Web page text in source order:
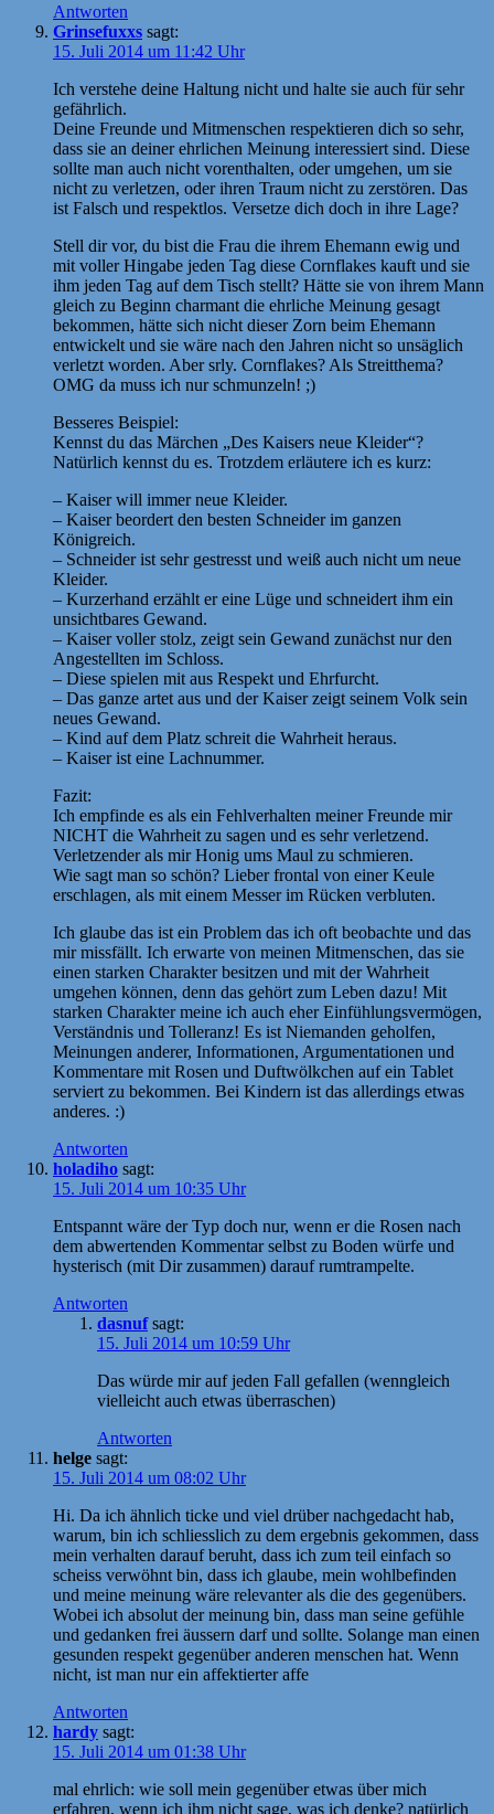
Antworten
Grinsefuxxs sagt:
15. Juli 2014 um 11:42 Uhr
Ich verstehe deine Haltung nicht und halte sie auch für sehr
gefährlich.
Deine Freunde und Mitmenschen respektieren dich so sehr,
dass sie an deiner ehrlichen Meinung interessiert sind. Diese
sollte man auch nicht vorenthalten, oder umgehen, um sie
nicht zu verletzen, oder ihren Traum nicht zu zerstören. Das
ist Falsch und respektlos. Versetze dich doch in ihre Lage?
Stell dir vor, du bist die Frau die ihrem Ehemann ewig und
mit voller Hingabe jeden Tag diese Cornflakes kauft und sie
ihm jeden Tag auf dem Tisch stellt? Hätte sie von ihrem Mann
gleich zu Beginn charmant die ehrliche Meinung gesagt
bekommen, hätte sich nicht dieser Zorn beim Ehemann
entwickelt und sie wäre nach den Jahren nicht so unsäglich
verletzt worden. Aber srly. Cornflakes? Als Streitthema?
OMG da muss ich nur schmunzeln! ;)
Besseres Beispiel:
Kennst du das Märchen „Des Kaisers neue Kleider“?
Natürlich kennst du es. Trotzdem erläutere ich es kurz:
– Kaiser will immer neue Kleider.
– Kaiser beordert den besten Schneider im ganzen
Königreich.
– Schneider ist sehr gestresst und weiß auch nicht um neue
Kleider.
– Kurzerhand erzählt er eine Lüge und schneidert ihm ein
unsichtbares Gewand.
– Kaiser voller stolz, zeigt sein Gewand zunächst nur den
Angestellten im Schloss.
– Diese spielen mit aus Respekt und Ehrfurcht.
– Das ganze artet aus und der Kaiser zeigt seinem Volk sein
neues Gewand.
– Kind auf dem Platz schreit die Wahrheit heraus.
– Kaiser ist eine Lachnummer.
Fazit:
Ich empfinde es als ein Fehlverhalten meiner Freunde mir
NICHT die Wahrheit zu sagen und es sehr verletzend.
Verletzender als mir Honig ums Maul zu schmieren.
Wie sagt man so schön? Lieber frontal von einer Keule
erschlagen, als mit einem Messer im Rücken verbluten.
Ich glaube das ist ein Problem das ich oft beobachte und das
mir missfällt. Ich erwarte von meinen Mitmenschen, das sie
einen starken Charakter besitzen und mit der Wahrheit
umgehen können, denn das gehört zum Leben dazu! Mit
starken Charakter meine ich auch eher Einfühlungsvermögen,
Verständnis und Tolleranz! Es ist Niemanden geholfen,
Meinungen anderer, Informationen, Argumentationen und
Kommentare mit Rosen und Duftwölkchen auf ein Tablet
serviert zu bekommen. Bei Kindern ist das allerdings etwas
anderes. :)
Antworten
holadiho sagt:
15. Juli 2014 um 10:35 Uhr
Entspannt wäre der Typ doch nur, wenn er die Rosen nach
dem abwertenden Kommentar selbst zu Boden würfe und
hysterisch (mit Dir zusammen) darauf rumtrampelte.
Antworten
dasnuf sagt:
15. Juli 2014 um 10:59 Uhr
Das würde mir auf jeden Fall gefallen (wenngleich
vielleicht auch etwas überraschen)
Antworten
helge sagt:
15. Juli 2014 um 08:02 Uhr
Hi. Da ich ähnlich ticke und viel drüber nachgedacht hab,
warum, bin ich schliesslich zu dem ergebnis gekommen, dass
mein verhalten darauf beruht, dass ich zum teil einfach so
scheiss verwöhnt bin, dass ich glaube, mein wohlbefinden
und meine meinung wäre relevanter als die des gegenübers.
Wobei ich absolut der meinung bin, dass man seine gefühle
und gedanken frei äussern darf und sollte. Solange man einen
gesunden respekt gegenüber anderen menschen hat. Wenn
nicht, ist man nur ein affektierter affe
Antworten
hardy sagt:
15. Juli 2014 um 01:38 Uhr
mal ehrlich: wie soll mein gegenüber etwas über mich
erfahren, wenn ich ihm nicht sage, was ich denke? natürlich